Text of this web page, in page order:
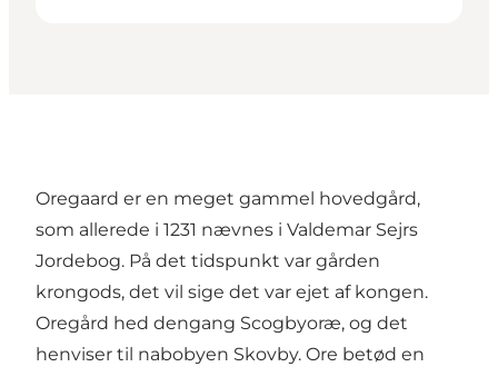
Oregaard er en meget gammel hovedgård,
som allerede i 1231 nævnes i Valdemar Sejrs
Jordebog. På det tidspunkt var gården
krongods, det vil sige det var ejet af kongen.
Oregård hed dengang Scogbyoræ, og det
henviser til nabobyen Skovby. Ore betød en